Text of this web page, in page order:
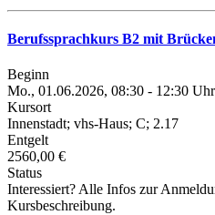
Berufssprachkurs B2 mit
Beginn
Mo., 01.06.2026, 08:30 - 12:30 Uhr
Kursort
Innenstadt; vhs-Haus; C; 2.17
Entgelt
2560,00 €
Status
Interessiert? Alle Infos zur
Kursbeschreibung.